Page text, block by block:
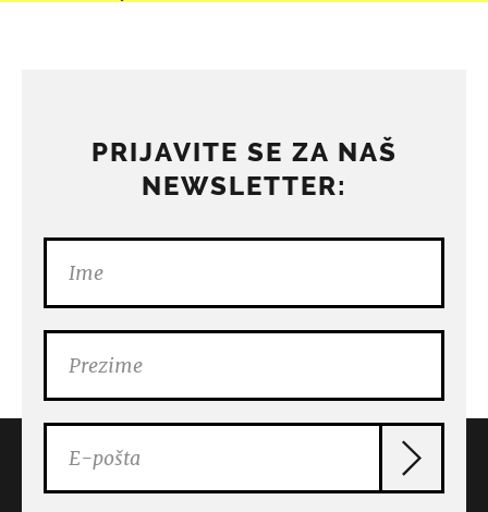
PRIJAVITE SE ZA NAŠ
NEWSLETTER: